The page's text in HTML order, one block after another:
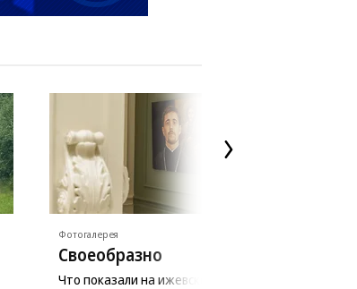
Фотогалерея
Своеобразно
Что показали на ижевской